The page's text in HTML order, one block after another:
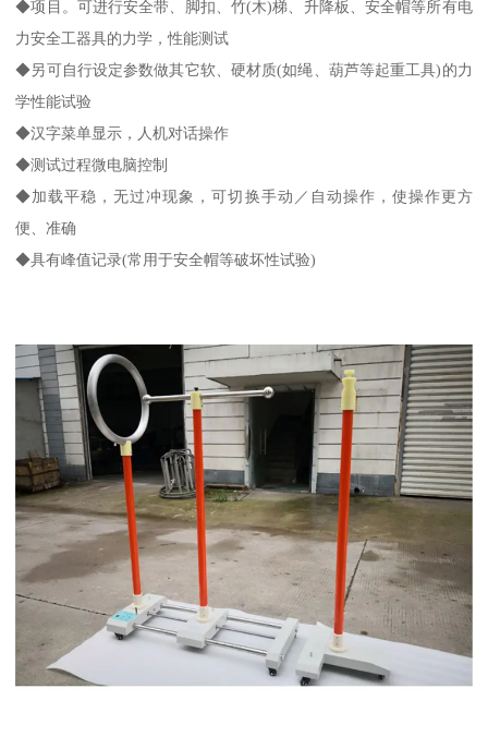
◆项目。可进行安全带、脚扣、竹(木)梯、升降板、安全帽等所有电
力安全工器具的力学，性能测试
◆另可自行设定参数做其它软、硬材质(如绳、葫芦等起重工具)的力
学性能试验
◆汉字菜单显示，人机对话操作
◆测试过程微电脑控制
◆加载平稳，无过冲现象，可切换手动／自动操作，使操作更方
便、准确
◆具有峰值记录(常用于安全帽等破坏性试验)